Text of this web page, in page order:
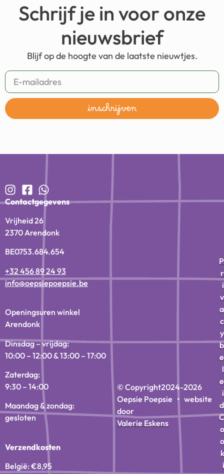
Schrijf je in voor onze
nieuwsbrief
Blijf op de hoogte van de laatste nieuwtjes.
inschrijven
Contactgegevens
Vrijheid 26
2370 Arendonk
BE0753.684.654
+32 456 89 24 93
info@oepsiepoepsie.be
Openingsuren winkel
Arendonk
Dinsdag – vrijdag:
10:00 – 12:00 & 13:00 – 17:00
Zaterdag:
9:30 – 14:00
Maandag & zondag:
gesloten
Verzendkosten
België: €8,95
© Copyright2024-2026
Oepsie Poepsie • website
door
Valerie Eskens
P
r
i
v
a
c
y
b
e
l
e
i
d
C
o
o
k
i